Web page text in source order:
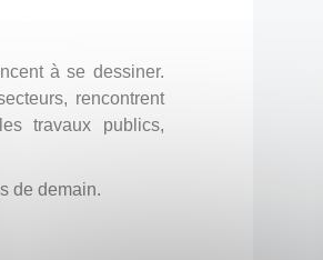
à se dessiner.
rencontrent
travaux publics,
de demain.